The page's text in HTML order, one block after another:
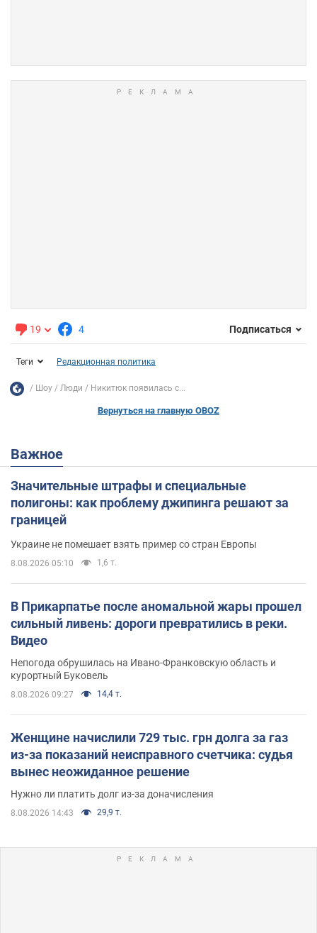
19 4 Подписаться
Теги Редакционная политика
Шоу Люди Никитюк появилась с...
Вернуться на главную OBOZ
Важное
Значительные штрафы и специальные
полигоны: как проблему джипинга решают за
границей
Украине не помешает взять пример со стран Европы
8.08.2026 05:10 1,6 т.
В Прикарпатье после аномальной жары прошел
сильный ливень: дороги превратились в реки.
Видео
Непогода обрушилась на Ивано-Франковскую область и
курортный Буковель
8.08.2026 09:27 14,4 т.
Женщине начислили 729 тыс. грн долга за газ
из-за показаний неисправного счетчика: судья
вынес неожиданное решение
Нужно ли платить долг из-за доначисления
8.08.2026 14:43 29,9 т.